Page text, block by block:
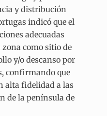
y distribución
indicó que el
adecuadas
zona como sitio de
y/o descanso por
confirmando que
alta fidelidad a las
de la península de